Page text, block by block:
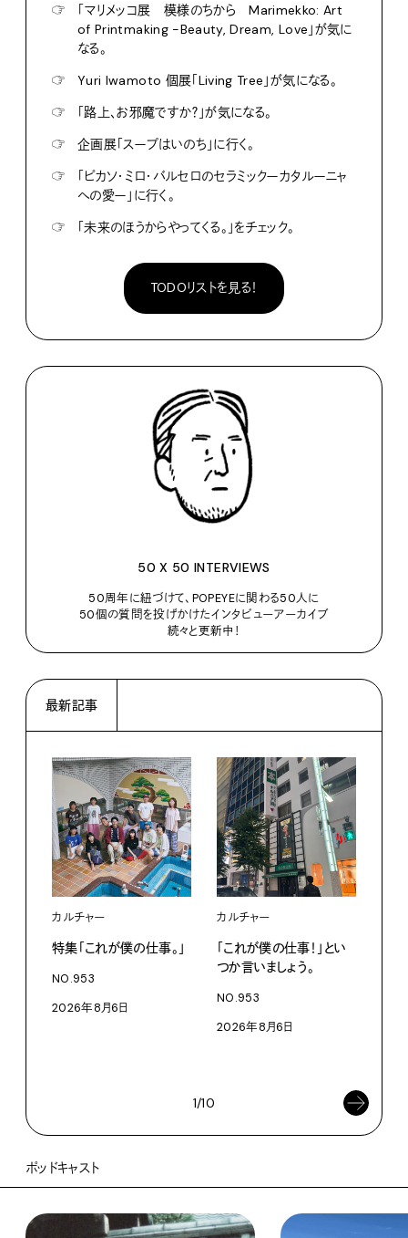
☞
「マリメッコ展 模様のちから Marimekko: Art
of Printmaking -Beauty, Dream, Love」が気に
なる。
☞
Yuri Iwamoto 個展「Living Tree」が気になる。
☞
「路上、お邪魔ですか？」が気になる。
☞
企画展「スープはいのち」に行く。
☞
「ピカソ・ミロ・バルセロのセラミックーカタルーニャ
への愛ー」に行く。
☞
「未来のほうからやってくる。」をチェック。
TODOリストを見る！
50 X 50 INTERVIEWS
50周年に紐づけて、POPEYEに関わる50人に
50個の質問を投げかけたインタビューアーカイブ
続々と更新中！
最新記事
カルチャー
特集「これが僕の仕事。」
NO.953
2026年8月6日
カルチャー
「これが僕の仕事！」とい
つか言いましょう。
NO.953
2026年8月6日
1/10
ポッドキャスト